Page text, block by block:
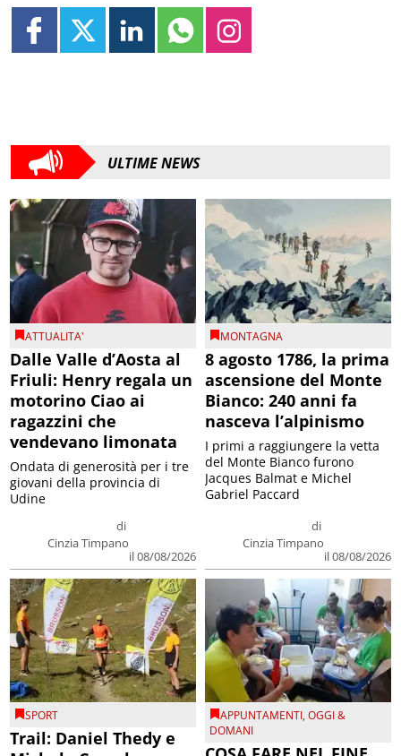
ULTIME NEWS
ATTUALITA'
Dalle Valle d’Aosta al
Friuli: Henry regala un
motorino Ciao ai
ragazzini che
vendevano limonata
di
Cinzia Timpano
il 08/08/2026
Ondata di generosità per i tre
giovani della provincia di
Udine
MONTAGNA
8 agosto 1786, la prima
ascensione del Monte
Bianco: 240 anni fa
nasceva l’alpinismo
di
Cinzia Timpano
il 08/08/2026
I primi a raggiungere la vetta
del Monte Bianco furono
Jacques Balmat e Michel
Gabriel Paccard
SPORT
Trail: Daniel Thedy e
APPUNTAMENTI,OGGI &
DOMANI